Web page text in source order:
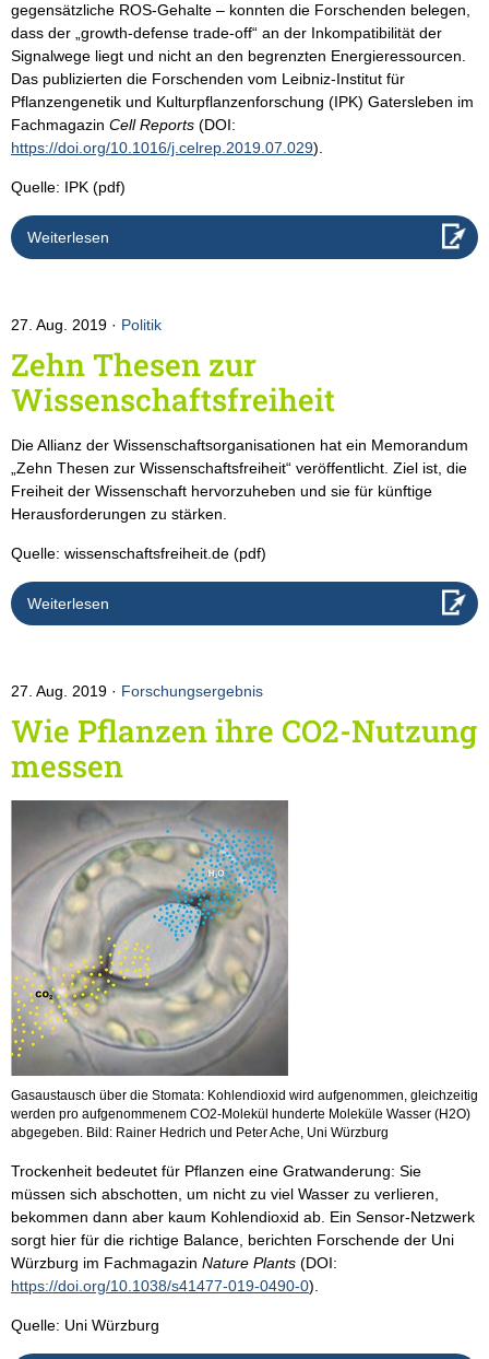
gegensätzliche ROS-Gehalte – konnten die Forschenden belegen,
dass der „growth-defense trade-off“ an der Inkompatibilität der
Signalwege liegt und nicht an den begrenzten Energieressourcen.
Das publizierten die Forschenden vom Leibniz-Institut für
Pflanzengenetik und Kulturpflanzenforschung (IPK) Gatersleben im
Fachmagazin Cell Reports (DOI:
https://doi.org/10.1016/j.celrep.2019.07.029).
Quelle: IPK (pdf)
Weiterlesen
27. Aug. 2019 Politik
Zehn Thesen zur
Wissenschafts­freiheit
Die Allianz der Wissenschaftsorganisationen hat ein Memorandum
„Zehn Thesen zur Wissenschaftsfreiheit“ veröffentlicht. Ziel ist, die
Freiheit der Wissenschaft hervorzu­heben und sie für künftige
Herausforderungen zu stärken.
Quelle: wissenschaftsfreiheit.de (pdf)
Weiterlesen
27. Aug. 2019 Forschungsergebnis
Wie Pflanzen ihre CO2-Nutzung
messen
Gasaustausch über die Stomata: Kohlendioxid wird aufgenommen, gleichzeitig
werden pro aufgenommenem CO2-Molekül hunderte Moleküle Wasser (H2O)
abgegeben. Bild: Rainer Hedrich und Peter Ache, Uni Würzburg
Trockenheit bedeutet für Pflanzen eine Gratwanderung: Sie
müssen sich abschotten, um nicht zu viel Wasser zu verlieren,
bekommen dann aber kaum Kohlendioxid ab. Ein Sensor-Netzwerk
sorgt hier für die richtige Balance, berichten Forschende der Uni
Würzburg im Fachmagazin Nature Plants (DOI:
https://doi.org/10.1038/s41477-019-0490-0).
Quelle: Uni Würzburg